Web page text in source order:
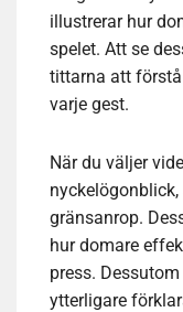
illustrerar hur
spelet. Att se
tittarna att
varje gest.
När du väljer
gränsanrop.
hur domare
press.
ytterligare